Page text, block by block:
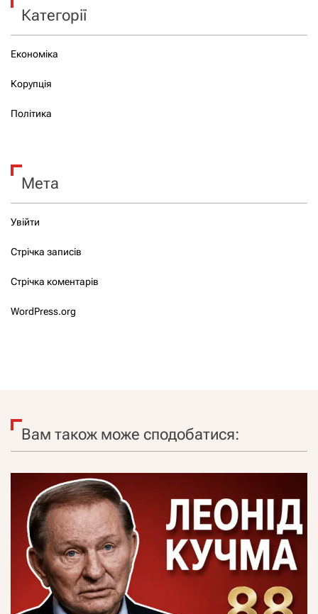
Категорії
Економіка
Корупція
Політика
Мета
Увійти
Стрічка записів
Стрічка коментарів
WordPress.org
Вам також може сподобатися: